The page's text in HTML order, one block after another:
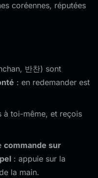
coréennes, réputées
반찬) sont
: en redemander est
à toi-même, et reçois
commande sur
: appuie sur la
la main.